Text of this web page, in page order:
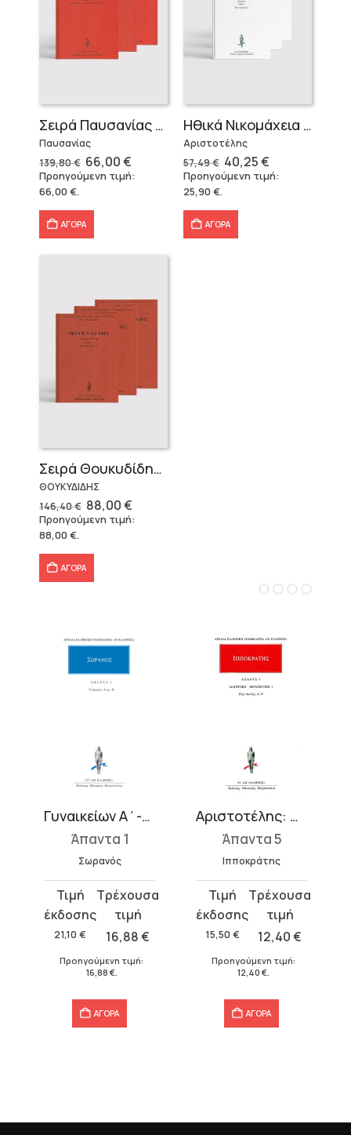
Σειρά Παυσανίας – Δεμένο (3 τόμοι)
Παυσανίας
139,80€ Original
price
was:
66,00€Η
τρέχουσα
τιμή
Προηγούμενη τιμή:
66,00€.
ΑΓΟΡΑ
Ηθικά Νικομάχεια (3 τόμοι)
Αριστοτέλης
57,49€ Original
price
was:
40,25€Η
τρέχουσα
τιμή
Προηγούμενη τιμή:
25,90€.
ΑΓΟΡΑ
Σειρά Θουκυδίδης – Δεμένο (4 τόμοι)
ΘΟΥΚΥΔΙΔΗΣ
146,40€ Original
price
was:
88,00€Η
τρέχουσα
τιμή
Προηγούμενη τιμή:
88,00€.
ΑΓΟΡΑ
Γυναικείων Α΄-Β΄
Άπαντα 1
Σωρανός
21,10 €
Original
price
was:
16,88€
τρέχουσα
τιμή
16,88 €.
Προηγούμενη τιμή:
16,88 €.
ΑΓΟΡΑ
Αριστοτέλης: Διαιτητική-Θεραπευτική 1
Άπαντα 5
Ιπποκράτης
15,50 €
Original
price
was:
12,40€
τρέχουσα
τιμή
12,40 €.
Προηγούμενη τιμή:
12,40 €
ΑΓΟΡΑ